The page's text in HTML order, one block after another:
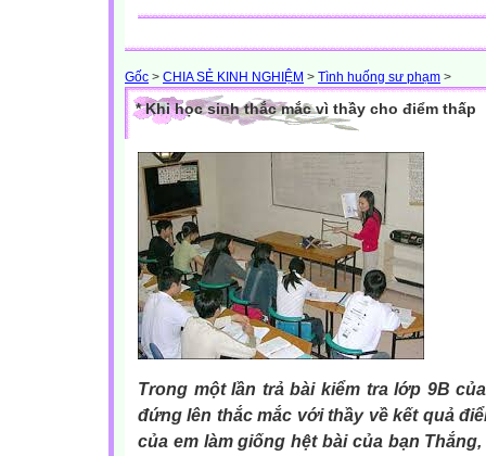
Gốc > CHIA SẺ KINH NGHIỆM > Tình huống sư phạm >
* Khi học sinh thắc mắc vì thầy cho điểm thấp
Trong một lần trả bài kiểm tra lớp 9B
đứng lên thắc mắc với thầy về kết quả
của em làm giống hệt bài của bạn